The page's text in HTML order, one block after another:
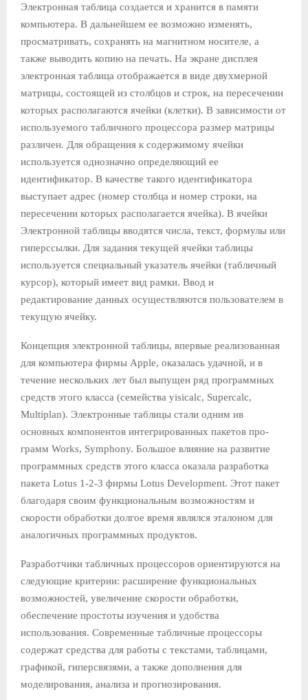
Электронная таблица создается и хранится в памяти
компь­ютера. В дальнейшем ее возможно изменять,
просматривать, сохранять на магнитном носителе, а
также выводить копию на печать. На экране дисплея
электронная таблица отображается в виде двухмерной
матрицы, состоящей из столбцов и строк, на пересечении
которых располагаются ячейки (клетки). В зави­симости от
используемого табличного процессора размер матри­цы
различен. Для обращения к содержимому ячейки
используется однозначно определяющий ее
идентификатор. В качестве такого идентификатора
выступает адрес (номер столбца и номер строки, на
пересечении которых располагается ячейка). В ячей­ки
Электронной таблицы вводятся числа, текст, формулы или
гиперссылки. Для задания текущей ячейки таблицы
используется специальный указатель ячейки (таблич­ный
курсор), который имеет вид рамки. Ввод и
редактирование данных осуществляются пользователем в
текущую ячейку.
Концепция электронной таблицы, впервые реализованная
для компьютера фирмы Apple, оказалась удачной, и в
течение несколь­ких лет был выпущен ряд программных
средств этого класса (се­мейства yisicalc, Supercalc,
Multiplan). Электронные таблицы стали одним ив
основных компонентов интегрированных пакетов про­
грамм Works, Symphony. Большое влияние на развитие
программ­ных средств этого класса оказала разработка
пакета Lotus 1-2-3 фирмы Lotus Development. Этот пакет
благодаря своим функцио­нальным возможностям и
скорости обработки долгое время являл­ся эталоном для
аналогичных программных продуктов.
Разработчики табличных процессоров ориентируются на
сле­дующие критерии: расширение функциональных
возможностей, увеличение скорости обработки,
обеспечение простоты изучения и удобства
использования. Современные табличные процессоры
содержат средства для работы с текстами, таблицами,
графи­кой, гиперсвязями, а также дополнения для
моделирования, анализа и прогнозирования.